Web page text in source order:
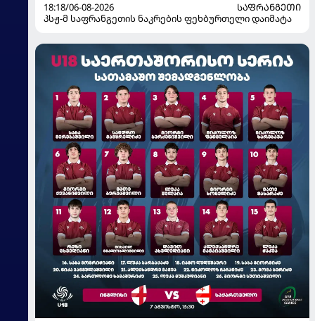
18:18/06-08-2026
ᲡᲐᲤᲠᲐᲜᲒᲔᲗᲘ
პსჟ-მ საფრანგეთის ნაკრების ფეხბურთელი დაიმატა